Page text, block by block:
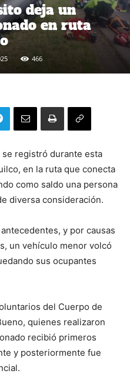
deja un
en ruta
466
registró durante esta
en la ruta que conecta
como saldo una persona
diversa consideración.
y por causas
un vehículo menor volcó
sus ocupantes
del Cuerpo de
quienes realizaron
recibió primeros
y posteriormente fue